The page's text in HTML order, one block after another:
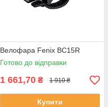
Велофара Fenix BC15R
Готово до відправки
1 661,70 ₴ 1 910 ₴
Купити